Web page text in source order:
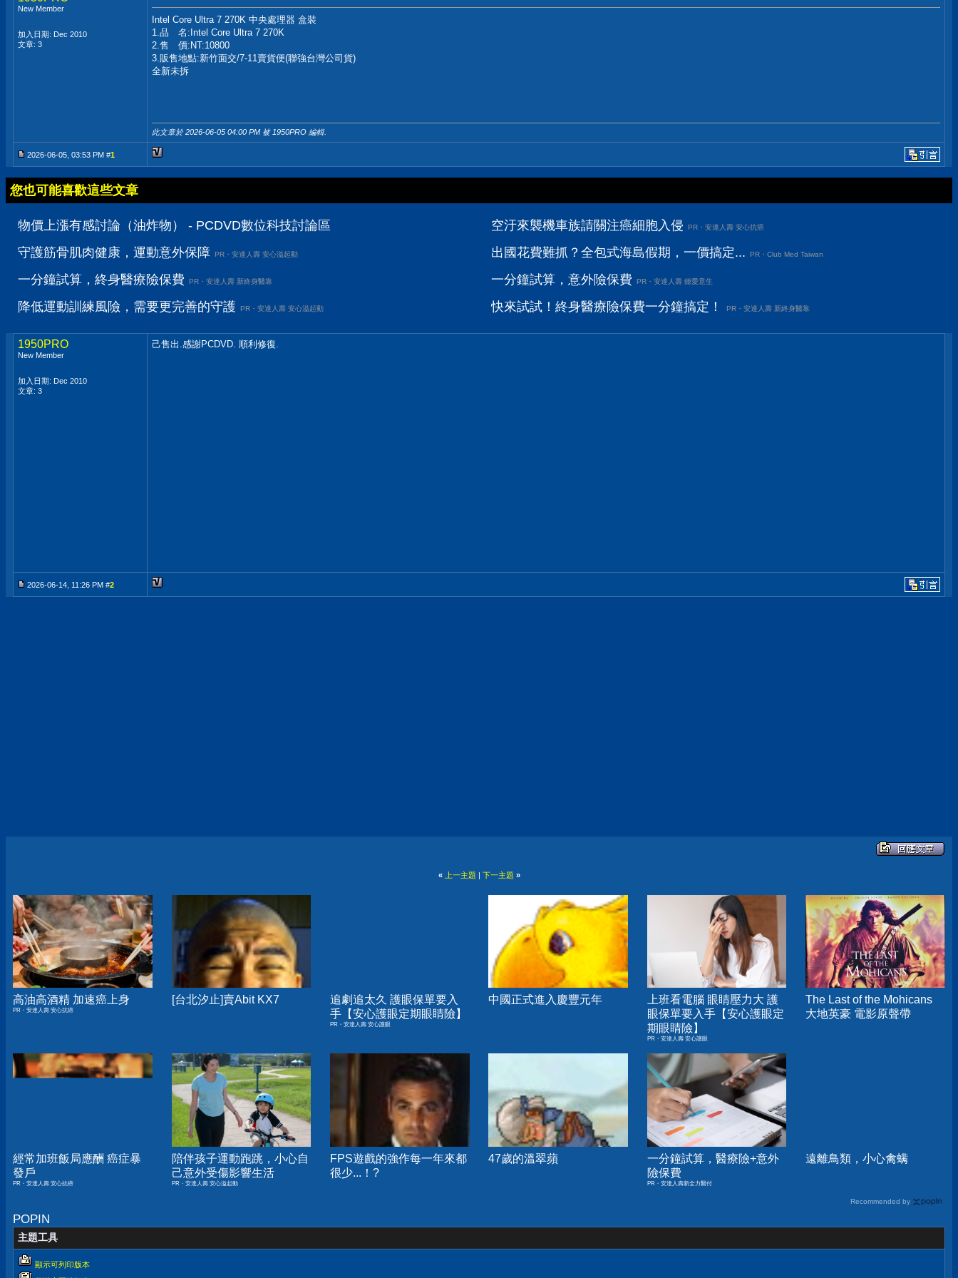
New Member
加入日期: Dec 2010
文章: 3
Intel Core Ultra 7 270K 中央處理器 盒裝
1.品 名:Intel Core Ultra 7 270K
2.售 價:NT:10800
3.販售地點:新竹面交/7-11賣貨便(聯強台灣公司貨)
全新未拆
此文章於 2026-06-05 04:00 PM 被 1950PRO 編輯.
2026-06-05, 03:53 PM #1
您也可能喜歡這些文章
物價上漲有感討論（油炸物） - PCDVD數位科技討論區
守護筋骨肌肉健康，運動意外保障 PR・安達人壽 安心溢起動
一分鐘試算，終身醫療險保費 PR・安達人壽 新終身醫靠
降低運動訓練風險，需要更完善的守護 PR・安達人壽 安心溢起動
空汙來襲機車族請關注癌細胞入侵 PR・安達人壽 安心抗癌
出國花費難抓？全包式海島假期，一價搞定... PR・Club Med Taiwan
一分鐘試算，意外險保費 PR・安達人壽 鍾愛意生
快來試試！終身醫療險保費一分鐘搞定！ PR・安達人壽 新終身醫靠
1950PRO
New Member
加入日期: Dec 2010
文章: 3
己售出.感謝PCDVD. 順利修復.
2026-06-14, 11:26 PM #2
« 上一主題 | 下一主題 »
高油高酒精 加速癌上身
PR・安達人壽 安心抗癌
[台北汐止]賣Abit KX7
追劇追太久 護眼保單要入
手【安心護眼定期眼睛險】
PR・安達人壽 安心護眼
中國正式進入慶豐元年
上班看電腦 眼睛壓力大 護
眼保單要入手【安心護眼定
期眼睛險】
PR・安達人壽 安心護眼
The Last of the Mohicans
大地英豪 電影原聲帶
經常加班飯局應酬 癌症暴
發戶
PR・安達人壽 安心抗癌
陪伴孩子運動跑跳，小心自
己意外受傷影響生活
PR・安達人壽 安心溢起動
FPS遊戲的強作每一年來都
很少...！?
47歲的溫翠蘋
一分鐘試算，醫療險+意外
險保費
PR・安達人壽新全力醫付
遠離鳥類，小心禽螨
Recommended by
POPIN
主題工具
顯示可列印版本